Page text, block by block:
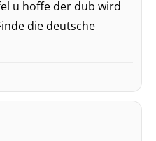
u hoffe der dub wird
die deutsche